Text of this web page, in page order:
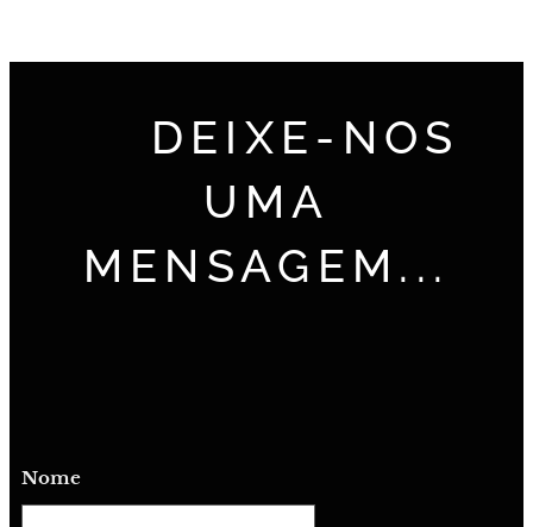
DEIXE-NOS
UMA
MENSAGEM...
Nome